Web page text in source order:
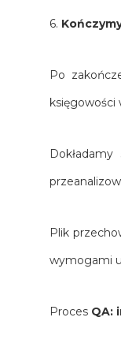
6.
Po
księgowości
Plik
wymogami
Proces QA: